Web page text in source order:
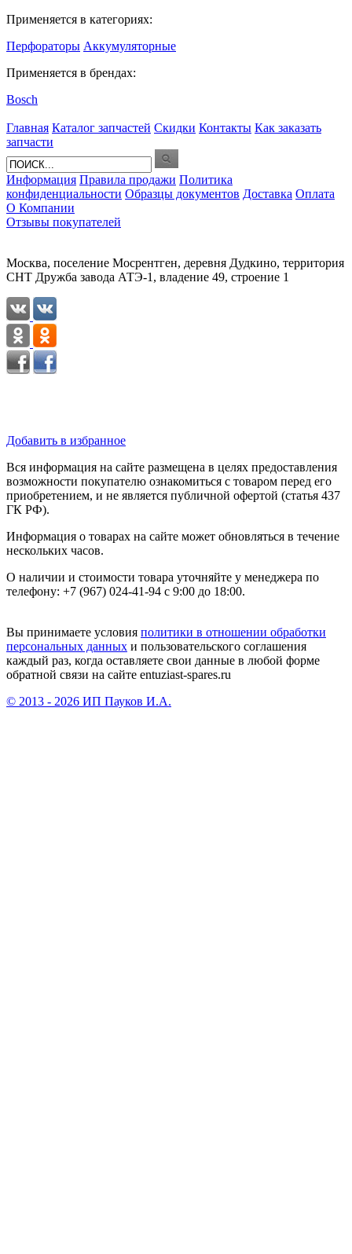
Применяется в категориях:
Перфораторы Аккумуляторные
Применяется в брендах:
Bosch
Главная Каталог запчастей Скидки Контакты Как заказать
запчасти
Информация Правила продажи Политика
конфиденциальности Образцы документов Доставка Оплата
О Компании
Отзывы покупателей
Москва, поселение Мосрентген, деревня Дудкино, территория
СНТ Дружба завода АТЭ-1, владение 49, строение 1
Добавить в избранное
Вся информация на сайте размещена в целях предоставления
возможности покупателю ознакомиться с товаром перед его
приобретением, и не является публичной офертой (статья 437
ГК РФ).
Информация о товарах на сайте может обновляться в течение
нескольких часов.
О наличии и стоимости товара уточняйте у менеджера по
телефону: +7 (967) 024-41-94 с 9:00 до 18:00.
Вы принимаете условия политики в отношении обработки
персональных данных и пользовательского соглашения
каждый раз, когда оставляете свои данные в любой форме
обратной связи на сайте entuziast-spares.ru
© 2013 - 2026 ИП Пауков И.А.